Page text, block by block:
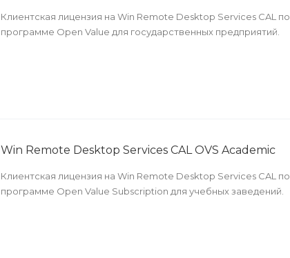
Клиентская лицензия на Win Remote Desktop Services CAL по
программе Open Value для государственных предприятий.
Win Remote Desktop Services CAL OVS Academic
Клиентская лицензия на Win Remote Desktop Services CAL по
программе Open Value Subscription для учебных заведений.